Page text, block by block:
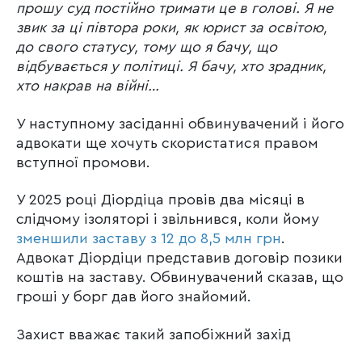
прошу суд постійно тримати це в голові. Я не
звик за ці півтора роки, як юрист за освітою,
до свого статусу, тому що я бачу, що
відбувається у політиці. Я бачу, хто зрадник,
хто накрав на війні…
У наступному засіданні обвинувачений і його
адвокати ще хочуть скористатися правом
вступної промови.
У 2025 році Діордіца провів два місяці в
слідчому ізоляторі і звільнився, коли йому
зменшили заставу з 12 до 8,5 млн грн.
Адвокат Діордіци представив договір позики
коштів на заставу. Обвинувачений сказав, що
гроші у борг дав його знайомий.
Захист вважає такий запобіжний захід